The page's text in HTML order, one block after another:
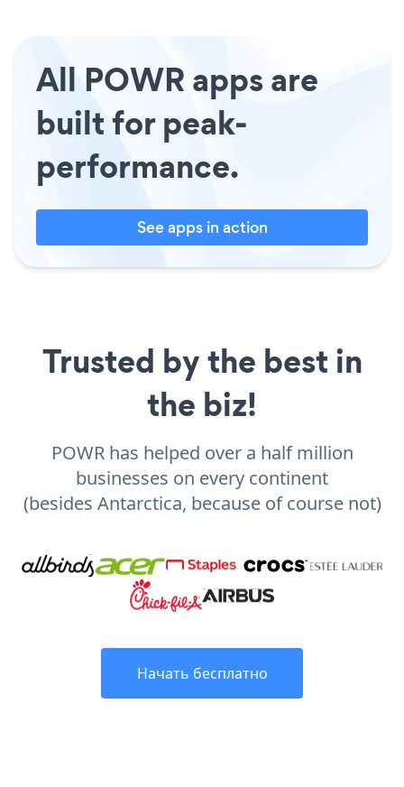
All POWR apps are
built for peak-
performance.
See apps in action
Trusted by the best in
the biz!
POWR has helped over a half million
businesses on every continent
(besides Antarctica, because of course not)
Начать бесплатно